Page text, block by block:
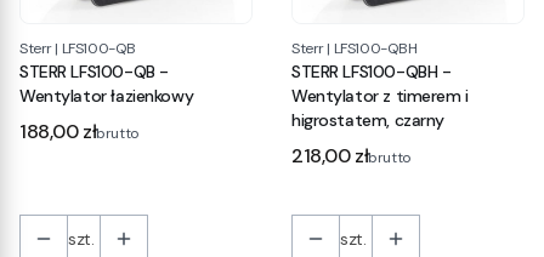
Sterr| LFS100-QB
STERR LFS100-QB -
Wentylator łazienkowy
Cena
188,00 złbrutto
szt.
Sterr| LFS100-QBH
STERR LFS100-QBH -
Wentylator z timerem i
higrostatem, czarny
Cena
218,00 złbrutto
szt.